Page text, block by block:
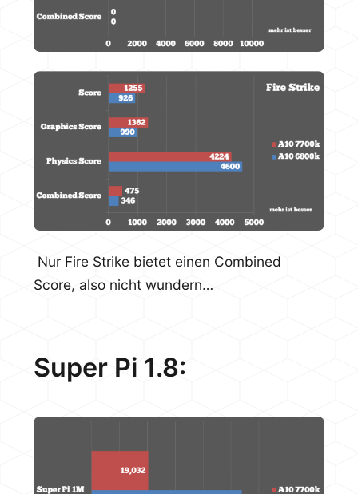
Nur Fire Strike bietet einen Combined
Score, also nicht wundern…
Super Pi 1.8: